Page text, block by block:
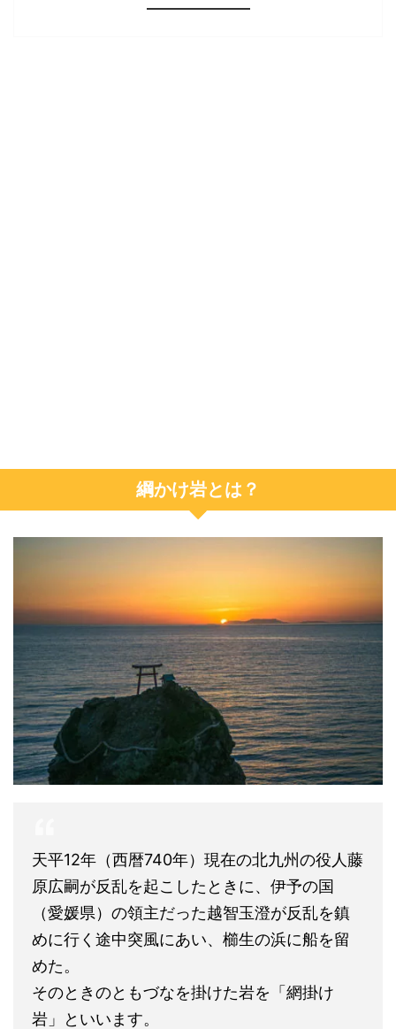
綱かけ岩とは？
天平12年（西暦740年）現在の北九州の役人藤
原広嗣が反乱を起こしたときに、伊予の国
（愛媛県）の領主だった越智玉澄が反乱を鎮
めに行く途中突風にあい、櫛生の浜に船を留
めた。
そのときのともづなを掛けた岩を「網掛け
岩」といいます。